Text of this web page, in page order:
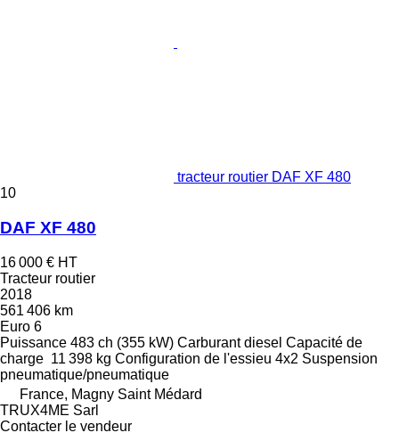
tracteur routier DAF XF 480
10
DAF XF 480
16 000 € HT
Tracteur routier
2018
561 406 km
Euro 6
Puissance 483 ch (355 kW) Carburant diesel Capacité de
charge 11 398 kg Configuration de l'essieu 4x2 Suspension
pneumatique/pneumatique
France, Magny Saint Médard
TRUX4ME Sarl
Contacter le vendeur